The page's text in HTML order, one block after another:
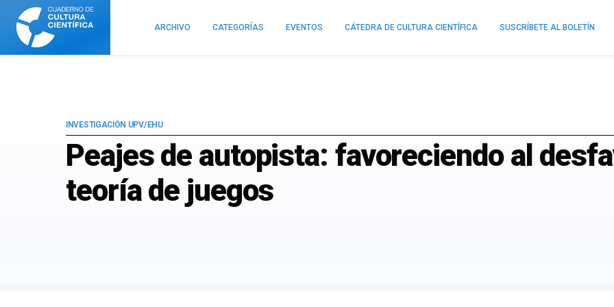
Cuaderno
Cultura
Científica
ARCHIVO CATEGORÍAS EVENTOS CÁTEDRA DE CULTURA CIENTÍFICA SUSCRÍBETE AL BOLETÍN
Peajes de autopista: favoreciendo al
teoría de juegos
INVESTIGACIÓN UPV/EHU